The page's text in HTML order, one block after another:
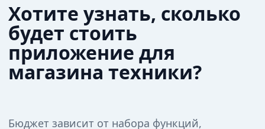
Хотите узнать, сколько
будет стоить
приложение для
магазина техники?
Бюджет зависит от набора функций,